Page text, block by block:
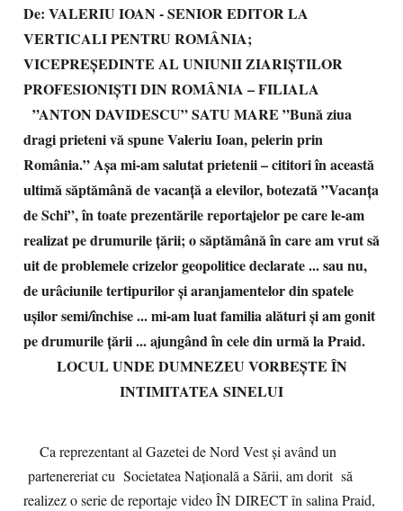
De: VALERIU IOAN - SENIOR EDITOR LA
VERTICALI PENTRU ROMÂNIA;
VICEPREȘEDINTE AL UNIUNII ZIARIȘTILOR
PROFESIONIȘTI DIN ROMÂNIA – FILIALA
”ANTON DAVIDESCU” SATU MARE ”Bună ziua
dragi prieteni vă spune Valeriu Ioan, pelerin prin
România.” Așa mi-am salutat prietenii – cititori în această
ultimă săptămână de vacanță a elevilor, botezată ”Vacanța
de Schi”, în toate prezentările reportajelor pe care le-am
realizat pe drumurile țării; o săptămână în care am vrut să
uit de problemele crizelor geopolitice declarate ... sau nu,
de urâciunile tertipurilor și aranjamentelor din spatele
ușilor semi/închise ... mi-am luat familia alături și am gonit
pe drumurile țării ... ajungând în cele din urmă la Praid.
LOCUL UNDE DUMNEZEU VORBEȘTE ÎN
INTIMITATEA SINELUI
Ca reprezentant al Gazetei de Nord Vest și având un
partenereriat cu Societatea Naţională a Sării, am dorit să
realizez o serie de reportaje video ÎN DIRECT în salina Praid,